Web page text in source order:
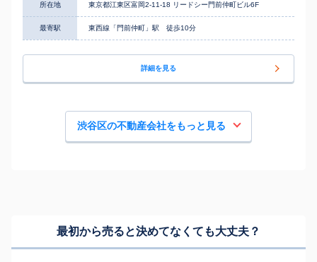
所在地 東京都江東区富岡2-11-18 リードシー門前仲町ビル6F
最寄駅 東西線「門前仲町」駅 徒歩10分
詳細を見る
渋谷区の不動産会社をもっと見る
最初から売ると決めてなくても大丈夫？